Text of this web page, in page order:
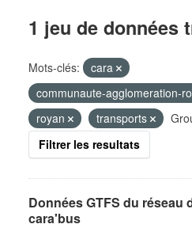
1 jeu de données
Mots-clés:
cara
communaute-agglomeration-
royan
transports
Filtrer les resultats
Données GTFS du réseau
cara'bus